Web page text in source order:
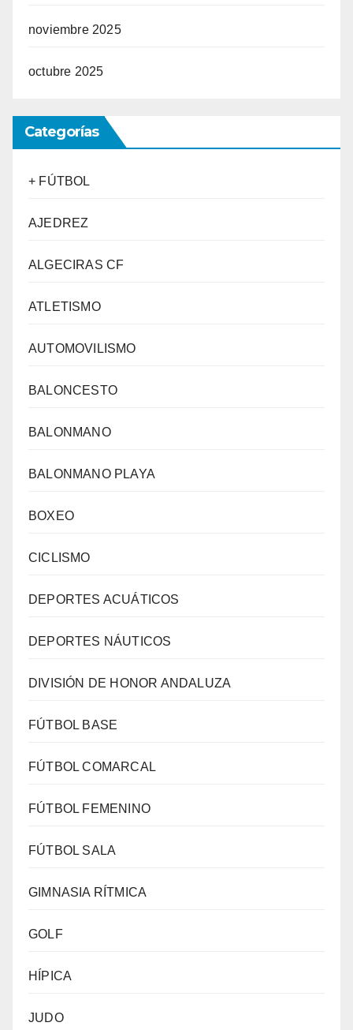
noviembre 2025
octubre 2025
Categorías
+ FÚTBOL
AJEDREZ
ALGECIRAS CF
ATLETISMO
AUTOMOVILISMO
BALONCESTO
BALONMANO
BALONMANO PLAYA
BOXEO
CICLISMO
DEPORTES ACUÁTICOS
DEPORTES NÁUTICOS
DIVISIÓN DE HONOR ANDALUZA
FÚTBOL BASE
FÚTBOL COMARCAL
FÚTBOL FEMENINO
FÚTBOL SALA
GIMNASIA RÍTMICA
GOLF
HÍPICA
JUDO